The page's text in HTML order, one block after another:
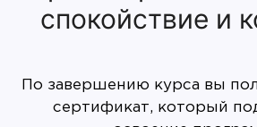
спокойствие и
По завершению курса вы
сертификат, который